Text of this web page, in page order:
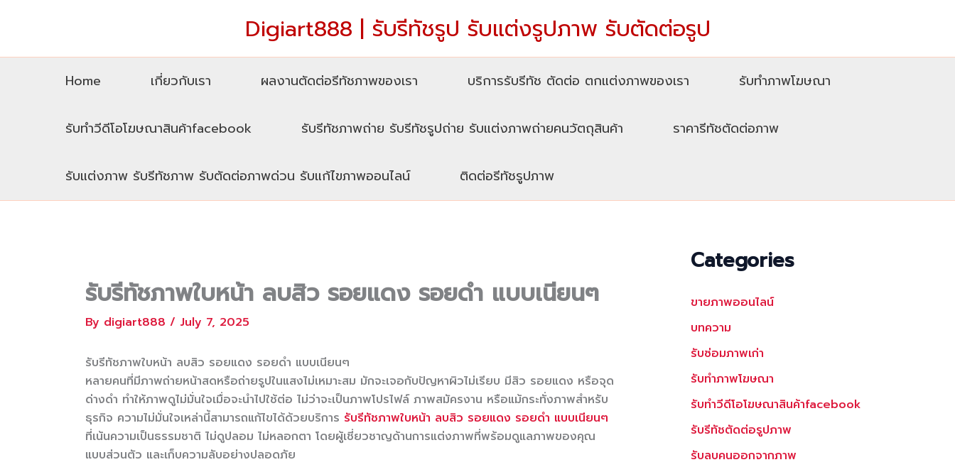
Digiart888 | รับรีทัชรูป รับแต่งรูปภาพ รับตัดต่อรูป
Home เกี่ยวกับเรา ผลงานตัดต่อรีทัชภาพของเรา บริการรับรีทัช ตัดต่อ ตกแต่งภาพของเรา รับทําภาพโฆษณา
รับทำวีดีโอโฆษณาสินค้าfacebook รับรีทัชภาพถ่าย รับรีทัชรูปถ่าย รับแต่งภาพถ่ายคนวัตถุสินค้า ราคารีทัชตัดต่อภาพ
รับแต่งภาพ รับรีทัชภาพ รับตัดต่อภาพด่วน รับแก้ไขภาพออนไลน์ ติดต่อรีทัชรูปภาพ
รับรีทัชภาพใบหน้า ลบสิว รอยแดง รอยดำ แบบเนียนๆ
By digiart888 / July 7, 2025
รับรีทัชภาพใบหน้า ลบสิว รอยแดง รอยดำ แบบเนียนๆ
หลายคนที่มีภาพถ่ายหน้าสดหรือถ่ายรูปในแสงไม่เหมาะสม มักจะเจอกับปัญหาผิวไม่เรียบ มีสิว รอยแดง หรือจุด
ด่างดำ ทำให้ภาพดูไม่มั่นใจเมื่อจะนำไปใช้ต่อ ไม่ว่าจะเป็นภาพโปรไฟล์ ภาพสมัครงาน หรือแม้กระทั่งภาพสำหรับ
ธุรกิจ ความไม่มั่นใจเหล่านี้สามารถแก้ไขได้ด้วยบริการ รับรีทัชภาพใบหน้า ลบสิว รอยแดง รอยดำ แบบเนียนๆ
ที่เน้นความเป็นธรรมชาติ ไม่ดูปลอม ไม่หลอกตา โดยผู้เชี่ยวชาญด้านการแต่งภาพที่พร้อมดูแลภาพของคุณ
แบบส่วนตัว และเก็บความลับอย่างปลอดภัย
Categories
ขายภาพออนไลน์
บทความ
รับซ่อมภาพเก่า
รับทำภาพโฆษณา
รับทำวีดีโอโฆษณาสินค้าfacebook
รับรีทัชตัดต่อรูปภาพ
รับลบคนออกจากภาพ